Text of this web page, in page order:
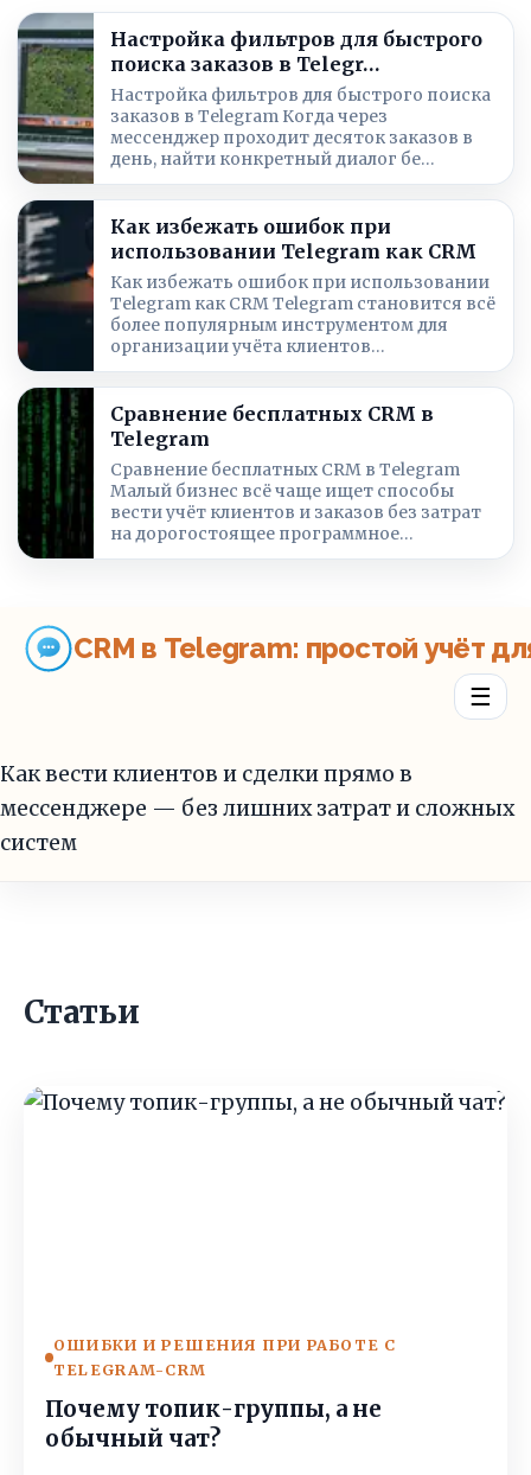
Настройка фильтров для быстрого
поиска заказов в Telegr…
Настройка фильтров для быстрого поиска
заказов в Telegram Когда через
мессенджер проходит десяток заказов в
день, найти конкретный диалог бе…
Как избежать ошибок при
использовании Telegram как CRM
Как избежать ошибок при использовании
Telegram как CRM Telegram становится всё
более популярным инструментом для
организации учёта клиентов…
Сравнение бесплатных CRM в
Telegram
Сравнение бесплатных CRM в Telegram
Малый бизнес всё чаще ищет способы
вести учёт клиентов и заказов без затрат
на дорогостоящее программное…
CRM в Telegram: простой учёт
☰
Как вести клиентов и сделки прямо в
мессенджере — без лишних затрат и сложных
систем
Статьи
ОШИБКИ И РЕШЕНИЯ ПРИ РАБОТЕ С
TELEGRAM-CRM
Почему топик-группы, а не
обычный чат?